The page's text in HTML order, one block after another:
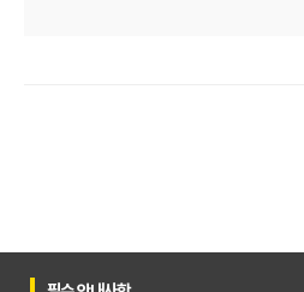
숨은 보험금 찾기, 2025년 놓치면